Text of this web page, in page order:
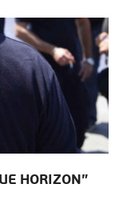
HORIZON”